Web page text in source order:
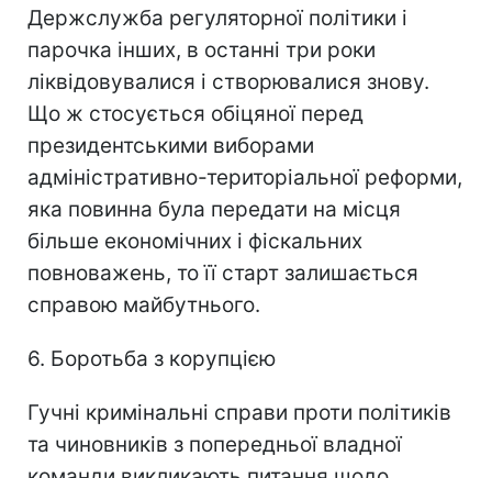
Держслужба регуляторної політики і
парочка інших, в останні три роки
ліквідовувалися і створювалися знову.
Що ж стосується обіцяної перед
президентськими виборами
адміністративно-територіальної реформи,
яка повинна була передати на місця
більше економічних і фіскальних
повноважень, то її старт залишається
справою майбутнього.
6. Боротьба з корупцією
Гучні кримінальні справи проти політиків
та чиновників з попередньої владної